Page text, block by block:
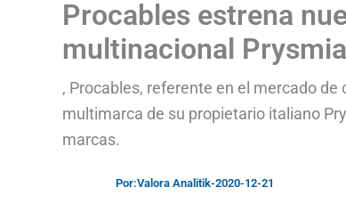
Procables estrena
multinacional
, Procables, referente en el mercado
multimarca de su propietario italiano
marcas.
Por:Valora Analitik-2020-12-21